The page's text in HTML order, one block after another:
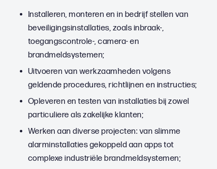
Installeren, monteren en in bedrijf stellen van
beveiligingsinstallaties, zoals inbraak-,
toegangscontrole-, camera- en
brandmeldsystemen;
Uitvoeren van werkzaamheden volgens
geldende procedures, richtlijnen en instructies;
Opleveren en testen van installaties bij zowel
particuliere als zakelijke klanten;
Werken aan diverse projecten: van slimme
alarminstallaties gekoppeld aan apps tot
complexe industriële brandmeldsystemen;